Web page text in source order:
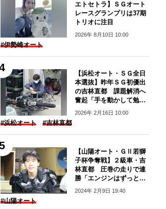
エトセトラ】ＳＧオート
レースグランプリは37期
トリオに注目
2026年 8月10日 10:00
#伊勢崎オート
【浜松オート・ＳＧ全日
本選抜】昨年ＳＧ初優出
の吉林直都 課題解消へ
奮起「手を動かして勉強
します」
2026年 2月16日 10:00
#浜松オート #吉林直都
【山陽オート・ＧⅡ若獅
子杯争奪戦】２級車・吉
林直都 圧巻の走りで連
勝「エンジンはずっとい
い」
2024年 2月9日 19:40
#山陽オート